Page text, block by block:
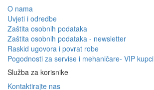
O nama
Uvjeti i odredbe
Zaštita osobnih podataka
Zaštita osobnih podataka - newsletter
Raskid ugovora i povrat robe
Pogodnosti za servise i mehaničare- VIP kupci
Služba za korisnike
Kontaktirajte nas